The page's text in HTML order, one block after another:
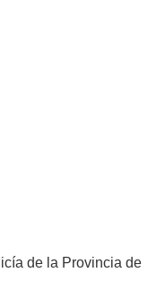
de la Provincia de